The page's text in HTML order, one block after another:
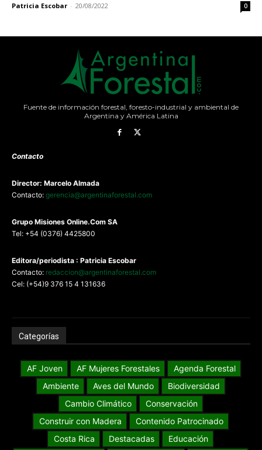
Patricia Escobar - 20/08/2022 0
Fuente de información forestal, foresto-industrial y ambiental de
Argentina y América Latina
Contacto
Director: Marcelo Almada
Contacto: gerencia@argentinaforestal.com
Grupo Misiones Online.Com SA
Tel: +54 (0376) 4425800
Editora/periodista : Patricia Escobar
Contacto: redaccion@argentinaforestal.com
Cel: (+54)9 376 15 4 131636
Categorías
AF Joven AF Mujeres Forestales
Agenda Forestal
Ambiente
Aves del Mundo
Biodiversidad
Cambio Climático
Conservación
Construir con Madera
Contenido Patrocinado
Costa Rica
Destacadas
Educación